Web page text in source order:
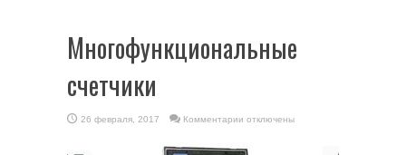
Многофункциональные
счетчики
26 февраля, 2017 Комментарии
счетчики
отключены